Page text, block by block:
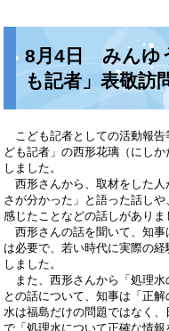
8月4日 みんゆ
も記者」表敬訪
こども記者としての活動報告
ども記者」の西形花璃（にし
しました。
西形さんから、取材をした人
さが分かった」と語った話し
感じたことなどの話しがありま
西形さんの話を聞いて、知事
は必要で、若い時代に実際の
しました。
また、西形さんから「処理水
との話について、知事は「正
水は福島だけの問題ではなく
で「処理水について正確な情